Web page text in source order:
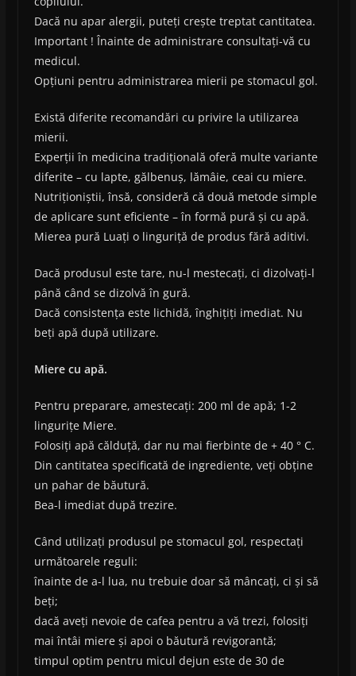
Dacă nu apar alergii, puteți crește treptat cantitatea.
Important ! Înainte de administrare consultați-vă cu
medicul.
Opțiuni pentru administrarea mierii pe stomacul gol.
Există diferite recomandări cu privire la utilizarea
mierii.
Experții în medicina tradițională oferă multe variante
diferite – cu lapte, gălbenuș, lămâie, ceai cu miere.
Nutriționiștii, însă, consideră că două metode simple
de aplicare sunt eficiente – în formă pură și cu apă.
Mierea pură Luați o linguriță de produs fără aditivi.
Dacă produsul este tare, nu-l mestecați, ci dizolvați-l
până când se dizolvă în gură.
Dacă consistența este lichidă, înghițiți imediat. Nu
beți apă după utilizare.
Miere cu apă.
Pentru preparare, amestecați: 200 ml de apă; 1-2
lingurițe Miere.
Folosiți apă călduță, dar nu mai fierbinte de + 40 ° C.
Din cantitatea specificată de ingrediente, veți obține
un pahar de băutură.
Bea-l imediat după trezire.
Când utilizați produsul pe stomacul gol, respectați
următoarele reguli:
înainte de a-l lua, nu trebuie doar să mâncați, ci și să
beți;
dacă aveți nevoie de cafea pentru a vă trezi, folosiți
mai întâi miere și apoi o băutură revigorantă;
timpul optim pentru micul dejun este de 30 de